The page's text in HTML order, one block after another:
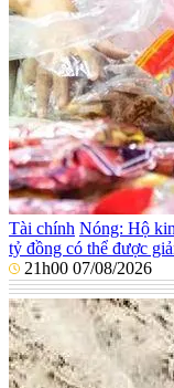
Tài chính Nóng: Hộ
tỷ đồng có thể được
21h00 07/08/2026